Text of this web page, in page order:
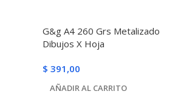
G&g A4 260 Grs Metalizado
Dibujos X Hoja
$ 391,00
AÑADIR AL CARRITO